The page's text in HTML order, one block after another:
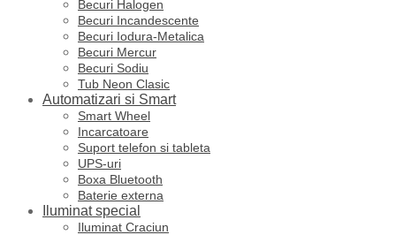
Becuri Halogen
Becuri Incandescente
Becuri Iodura-Metalica
Becuri Mercur
Becuri Sodiu
Tub Neon Clasic
Automatizari si Smart
Smart Wheel
Incarcatoare
Suport telefon si tableta
UPS-uri
Boxa Bluetooth
Baterie externa
Iluminat special
Iluminat Craciun